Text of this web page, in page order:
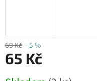
69 Kč –5 %
65 Kč